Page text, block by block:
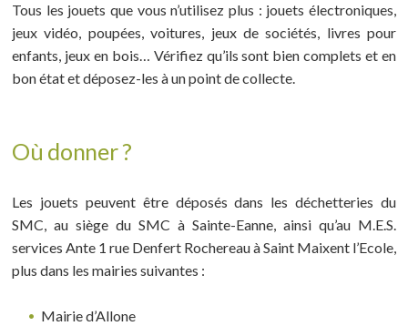
Tous les jouets que vous n’utilisez plus : jouets électroniques,
jeux vidéo, poupées, voitures, jeux de sociétés, livres pour
enfants, jeux en bois… Vérifiez qu’ils sont bien complets et en
bon état et déposez-les à un point de collecte.
Où donner ?
Les jouets peuvent être déposés dans les déchetteries du
SMC, au siège du SMC à Sainte-Eanne, ainsi qu’au M.E.S.
services Ante 1 rue Denfert Rochereau à Saint Maixent l’Ecole,
plus dans les mairies suivantes :
Mairie d’Allone